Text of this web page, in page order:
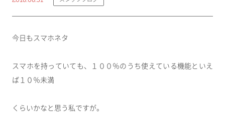
今日もスマホネタ
スマホを持っていても、１００％のうち使えている機能といえ
ば１０％未満
くらいかなと思う私ですが。